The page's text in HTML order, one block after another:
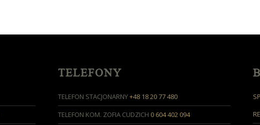
TELEFONY
TELEFON STACJONARNY+48 18 20 77 480
TELEFON KOM. ZOFIA CUDZICH 0 604 402 094